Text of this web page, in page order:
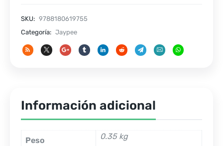
SKU: 9788180619755
Categoría: Jaypee
Información adicional
Peso 0.35 kg